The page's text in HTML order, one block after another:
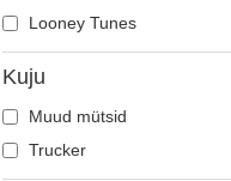
Looney Tunes
Kuju
Muud mütsid
Trucker